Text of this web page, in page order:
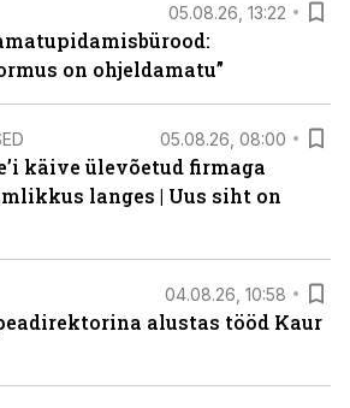
05.08.26, 13:22
on ohjeldamatu”
05.08.26, 08:00
käive ülevõetud firmaga
langes | Uus siht on
04.08.26, 10:58
alustas tööd Kaur